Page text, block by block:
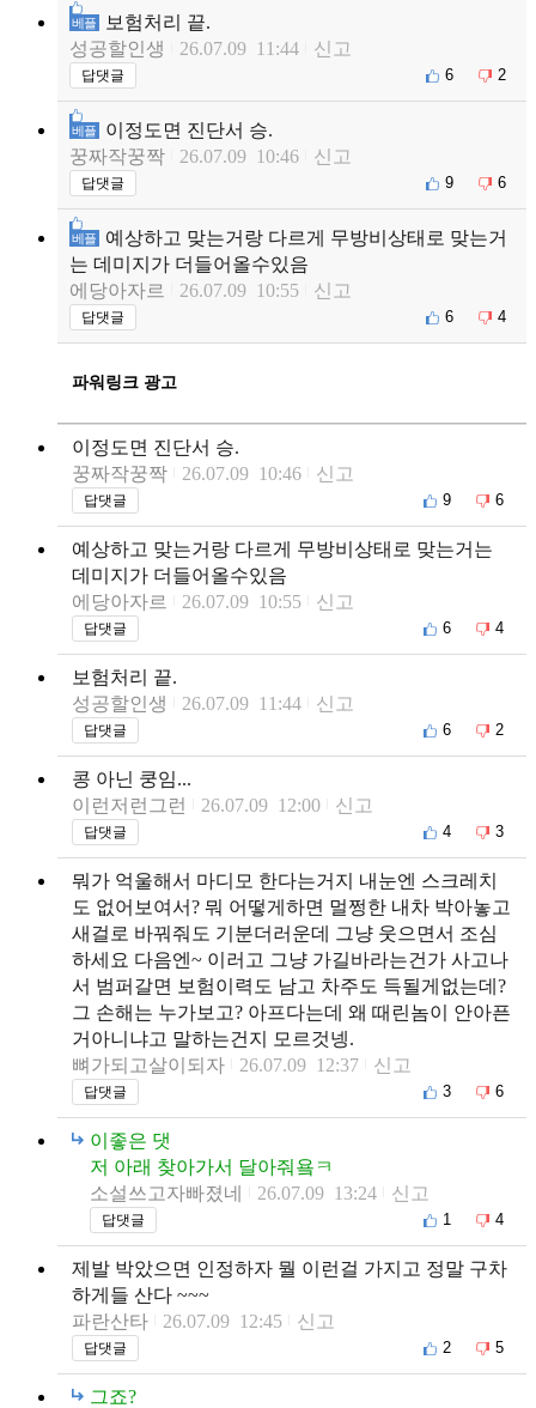
베플
보험처리 끝.
성공할인생
26.07.09 11:44 신고
답댓글 6 2
베플
이정도면 진단서 승.
꿍짜작꿍짝
26.07.09 10:46 신고
답댓글 9 6
베플
예상하고 맞는거랑 다르게 무방비상태로 맞는거
는 데미지가 더들어올수있음
에당아자르
26.07.09 10:55 신고
답댓글 6 4
파워링크 광고
이정도면 진단서 승.
꿍짜작꿍짝
26.07.09 10:46 신고
답댓글 9 6
예상하고 맞는거랑 다르게 무방비상태로 맞는거는
데미지가 더들어올수있음
에당아자르
26.07.09 10:55 신고
답댓글 6 4
보험처리 끝.
성공할인생
26.07.09 11:44 신고
답댓글 6 2
콩 아닌 쿵임...
이런저런그런
26.07.09 12:00 신고
답댓글 4 3
뭐가 억울해서 마디모 한다는거지 내눈엔 스크레치
도 없어보여서? 뭐 어떻게하면 멀쩡한 내차 박아놓고
새걸로 바꿔줘도 기분더러운데 그냥 웃으면서 조심
하세요 다음엔~ 이러고 그냥 가길바라는건가 사고나
서 범퍼갈면 보험이력도 남고 차주도 득될게없는데?
그 손해는 누가보고? 아프다는데 왜 때린놈이 안아픈
거아니냐고 말하는건지 모르것넹.
뼈가되고살이되자
26.07.09 12:37 신고
답댓글 3 6
이좋은 댓
저 아래 찾아가서 달아줘욬ㅋ
소설쓰고자빠졌네
26.07.09 13:24 신고
답댓글 1 4
제발 박았으면 인정하자 뭘 이런걸 가지고 정말 구차
하게들 산다 ~~~
파란산타
26.07.09 12:45 신고
답댓글 2 5
그죠?